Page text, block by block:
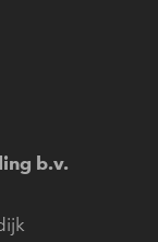
b.v.